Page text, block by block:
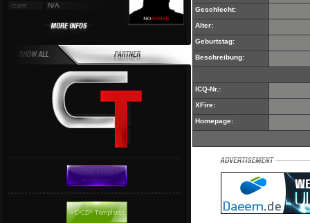
Icqnr: N/A
Geschlecht:
Alter:
Geburtstag:
Beschreibung:
ICQ-Nr.:
XFire:
Homepage: